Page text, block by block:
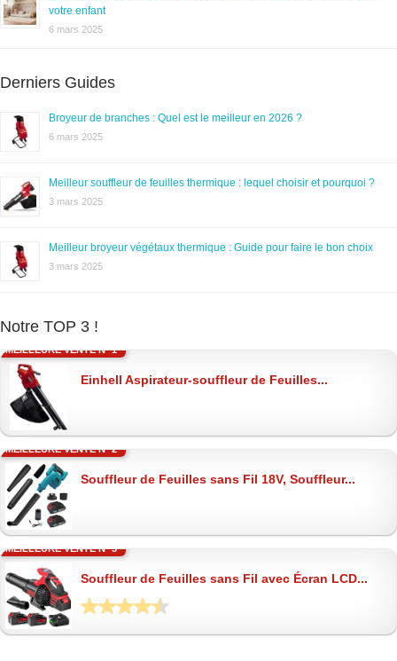
votre enfant
6 mars 2025
Derniers Guides
Broyeur de branches : Quel est le meilleur en 2026 ?
6 mars 2025
Meilleur souffleur de feuilles thermique : lequel choisir et pourquoi ?
3 mars 2025
Meilleur broyeur végétaux thermique : Guide pour faire le bon choix
3 mars 2025
Notre TOP 3 !
MEILLEURE VENTE N° 1
Einhell Aspirateur-souffleur de Feuilles...
MEILLEURE VENTE N° 2
Souffleur de Feuilles sans Fil 18V, Souffleur...
MEILLEURE VENTE N° 3
Souffleur de Feuilles sans Fil avec Écran LCD...